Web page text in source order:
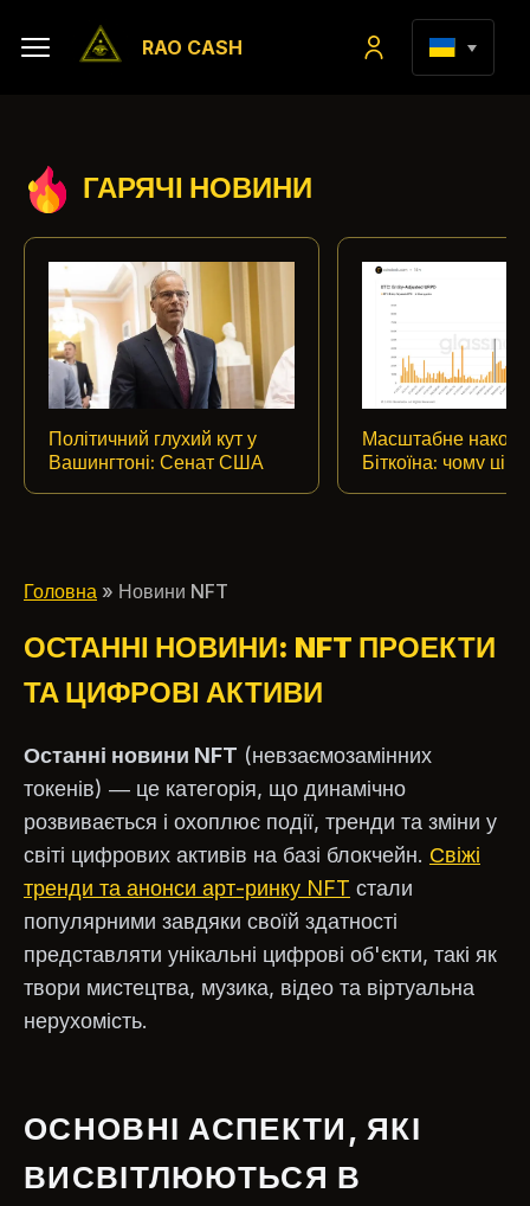
RAO CASH
ГАРЯЧІ НОВИНИ
Політичний глухий кут у
Вашингтоні: Сенат США
Масштабне
Біткоїна: чому
Головна » Новини NFT
ОСТАННІ НОВИНИ: NFT ПРОЕКТИ
ТА ЦИФРОВІ АКТИВИ
Останні новини NFT (невзаємозамінних
токенів) — це категорія, що динамічно
розвивається і охоплює події, тренди та зміни у
світі цифрових активів на базі блокчейн. Свіжі
тренди та анонси арт-ринку NFT стали
популярними завдяки своїй здатності
представляти унікальні цифрові об'єкти, такі як
твори мистецтва, музика, відео та віртуальна
нерухомість.
ОСНОВНІ АСПЕКТИ, ЯКІ
ВИСВІТЛЮЮТЬСЯ В